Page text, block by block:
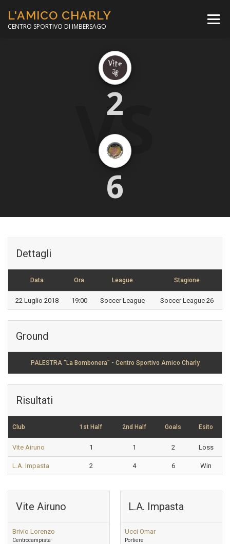
contenuto
L'AMICO CHARLY
CENTRO SPORTIVO DI IMBERSAGO
Menù
CORSO CALCIO A 5
MINIBASKET
VS
2
6
Dettagli
Data Ora League Stagione
22 Luglio 2018 19:00 Soccer League Soccer League 26
Ground
PALESTRA "La Bombonera" - Centro Sportivo Amico Charly
Risultati
Club 1st Half 2nd Half Goals Esito
Vite Airuno 1 1 2 Loss
L.A. Impasta 2 4 6 Win
Vite Airuno
Brivio Lorenzo
Centrocampista
L.A. Impasta
Ucci Omar
Portiere